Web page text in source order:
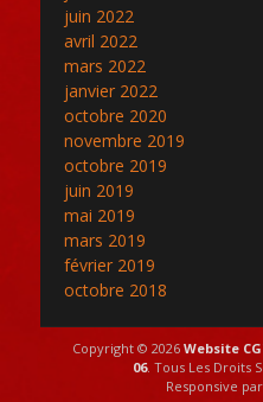
juin 2022
avril 2022
mars 2022
janvier 2022
octobre 2020
novembre 2019
octobre 2019
juin 2019
mai 2019
mars 2019
février 2019
octobre 2018
Copyright © 2026 Website
06. Tous Les Droits
Responsive par